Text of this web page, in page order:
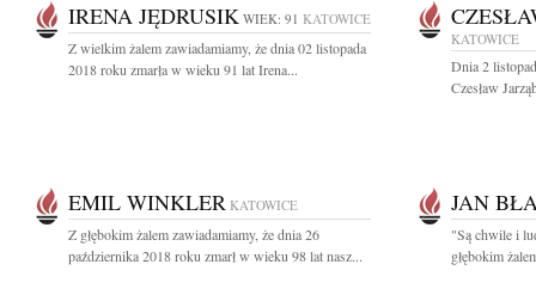
IRENA JĘDRUSIK WIEK: 91 KATOWICE
Z wielkim żalem zawiadamiamy, że dnia 02 listopada
2018 roku zmarła w wieku 91 lat Irena...
KATOWICE
Dnia 2
Czesław
EMIL WINKLER KATOWICE
Z głębokim żalem zawiadamiamy, że dnia 26
października 2018 roku zmarł w wieku 98 lat nasz...
JAN
"Są chwile i
głębokim